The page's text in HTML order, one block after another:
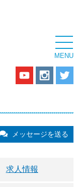
メッセージを送る
求人情報